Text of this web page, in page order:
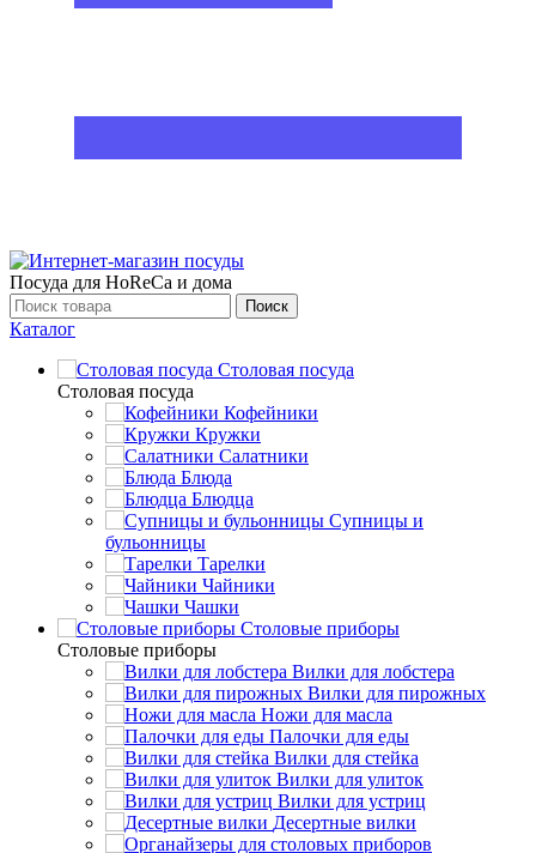
Посуда для HoReCa и дома
Поиск
Каталог
Столовая посуда
Столовая посуда
Кофейники
Кружки
Салатники
Блюда
Блюдца
Супницы и
бульонницы
Тарелки
Чайники
Чашки
Cтоловые приборы
Cтоловые приборы
Вилки для лобстера
Вилки для пирожных
Ножи для масла
Палочки для еды
Вилки для стейка
Вилки для улиток
Вилки для устриц
Десертные вилки